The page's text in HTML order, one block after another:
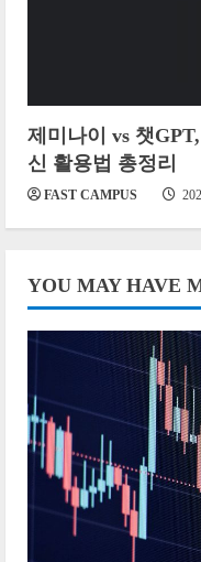
제미나이 vs 챗
신 활용법 총정리
FAST CAMPUS
YOU MAY HAVE